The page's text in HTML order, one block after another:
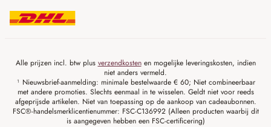
Alle prijzen incl. btw plus verzendkostenen mogelijke leveringskosten, indien
niet anders vermeld.
¹ Nieuwsbrief-aanmelding: minimale bestelwaarde € 60; Niet combineerbaar
met andere promoties. Slechts eenmaal in te wisselen. Geldt niet voor reeds
afgeprijsde artikelen. Niet van toepassing op de aankoop van cadeaubonnen.
FSC®-handelsmerklicentienummer: FSC-C136992 (Alleen producten waarbij dit
is aangegeven hebben een FSC-certificering)